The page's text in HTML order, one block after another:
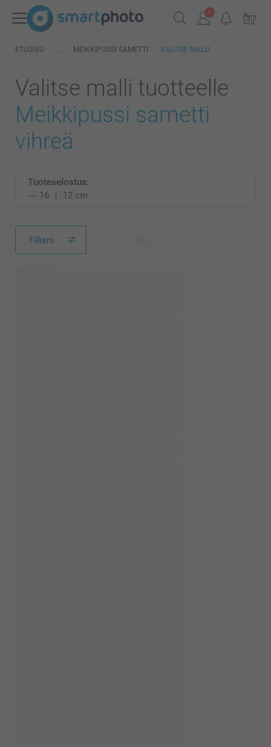
ETUSIVU MEIKKIPUSSI SAMETTI VALITSE MALLI
Valitse malli tuotteelle
Meikkipussi sametti
vihreä
Tuoteselostus:
16
12 cm
Filters